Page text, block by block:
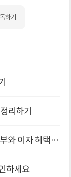
하기
리하기
와 이자 혜택 알
하세요